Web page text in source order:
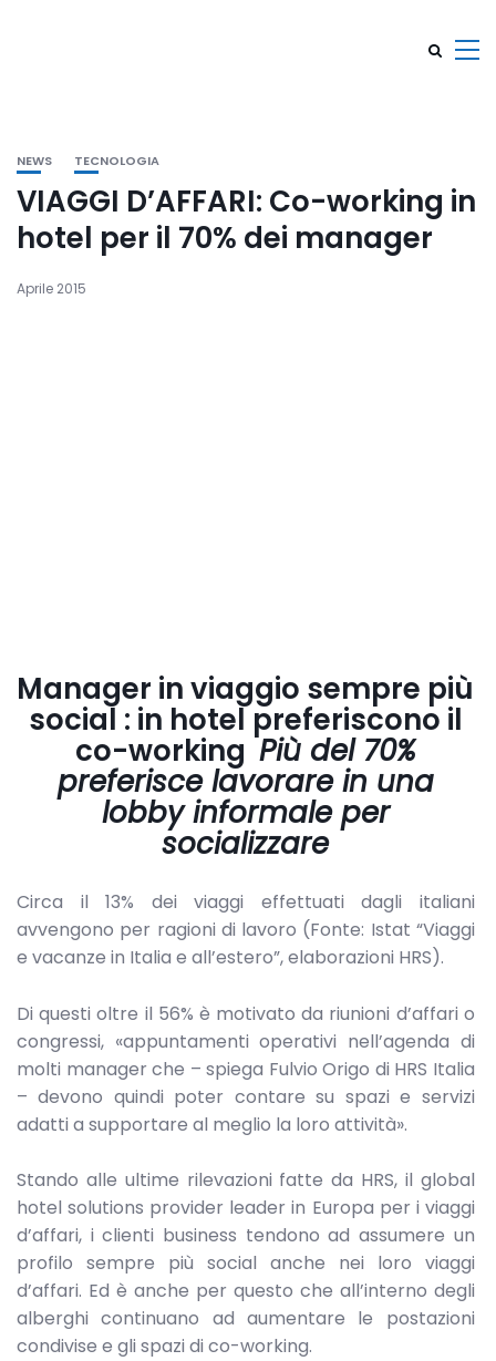
NEWS TECNOLOGIA
VIAGGI D’AFFARI: Co-working in
hotel per il 70% dei manager
Aprile 2015
Manager in viaggio sempre più
social : in hotel preferiscono il
co-workingPiù del 70%
preferisce lavorare in una
lobby informale per
socializzare
Circa il 13% dei viaggi effettuati dagli italiani
avvengono per ragioni di lavoro (Fonte: Istat “Viaggi
e vacanze in Italia e all’estero”, elaborazioni HRS).
Di questi oltre il 56% è motivato da riunioni d’affari o
congressi, «appuntamenti operativi nell’agenda di
molti manager che – spiega Fulvio Origo di HRS Italia
– devono quindi poter contare su spazi e servizi
adatti a supportare al meglio la loro attività».
Stando alle ultime rilevazioni fatte da HRS, il global
hotel solutions provider leader in Europa per i viaggi
d’affari, i clienti business tendono ad assumere un
profilo sempre più social anche nei loro viaggi
d’affari. Ed è anche per questo che all’interno degli
alberghi continuano ad aumentare le postazioni
condivise e gli spazi di co-working.